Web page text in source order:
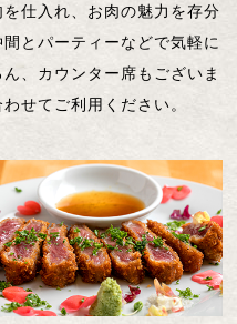
仕入れ、お肉の魅力を存分
とパーティーなどで気軽に
、カウンター席もございま
せてご利用ください。